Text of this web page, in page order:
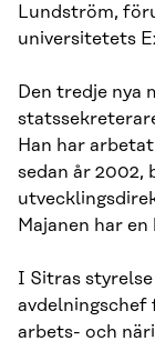
Lundström,
universitetets
Den tredje nya
Han har
sedan år 2002,
Majanen har
I Sitras
arbets- och